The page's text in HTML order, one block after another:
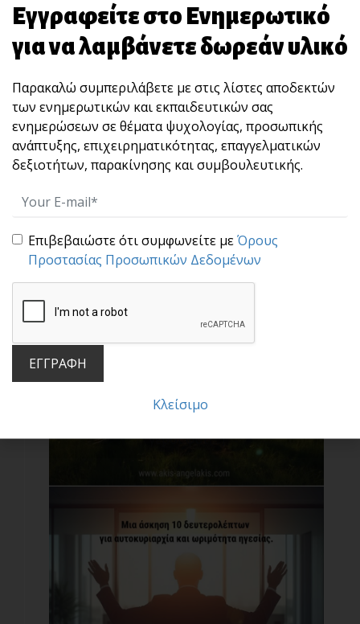
Μην κάνεις αυτό το λάθος!
Το "αύριο" ανήκει στα παιδιά μας!
γέροι φυτ[...]
Εγγραφείτε στο Ενημερωτικό
για να λαμβάνετε δωρεάν υλικό
Παρακαλώ συμπεριλάβετε με στις λίστες αποδεκτών
των ενημερωτικών και εκπαιδευτικών σας
ενημερώσεων σε θέματα ψυχολογίας, προσωπικής
ανάπτυξης, επιχειρηματικότητας, επαγγελματικών
δεξιοτήτων, παρακίνησης και συμβουλευτικής.
Επιβεβαιώστε ότι συμφωνείτε μεΌρους
Προστασίας Προσωπικών Δεδομένων
ΕΓΓΡΑΦΗ
Κλείσιμο